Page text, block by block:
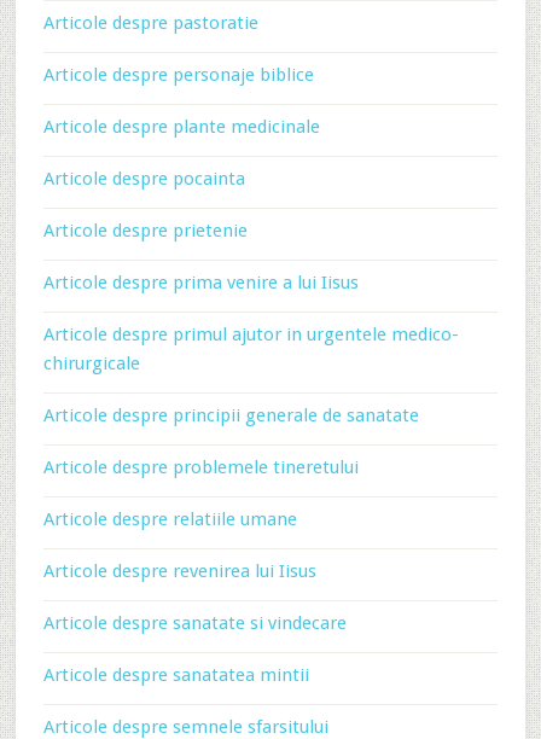
Articole despre pastoratie
Articole despre personaje biblice
Articole despre plante medicinale
Articole despre pocainta
Articole despre prietenie
Articole despre prima venire a lui Iisus
Articole despre primul ajutor in urgentele medico-
chirurgicale
Articole despre principii generale de sanatate
Articole despre problemele tineretului
Articole despre relatiile umane
Articole despre revenirea lui Iisus
Articole despre sanatate si vindecare
Articole despre sanatatea mintii
Articole despre semnele sfarsitului